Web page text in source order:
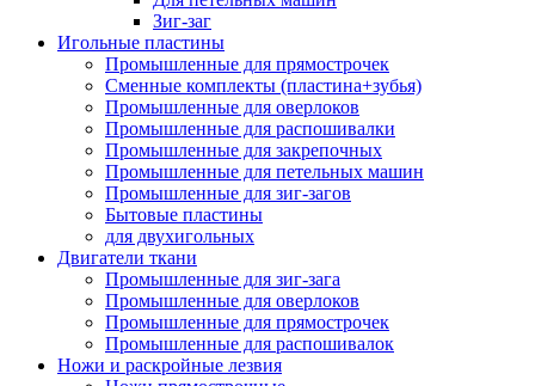
Зиг-заг
Игольные пластины
Промышленные для прямострочек
Сменные комплекты (пластина+зубья)
Промышленные для оверлоков
Промышленные для распошивалки
Промышленные для закрепочных
Промышленные для петельных машин
Промышленные для зиг-загов
Бытовые пластины
для двухигольных
Двигатели ткани
Промышленные для зиг-зага
Промышленные для оверлоков
Промышленные для прямострочек
Промышленные для распошивалок
Ножи и раскройные лезвия